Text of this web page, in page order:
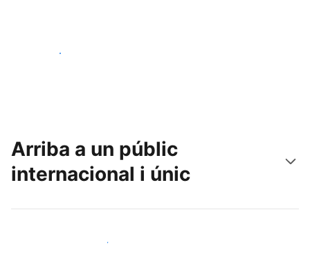
Comença avui
Arriba a un públic
internacional i únic
Arriba a nous clients avui mateix